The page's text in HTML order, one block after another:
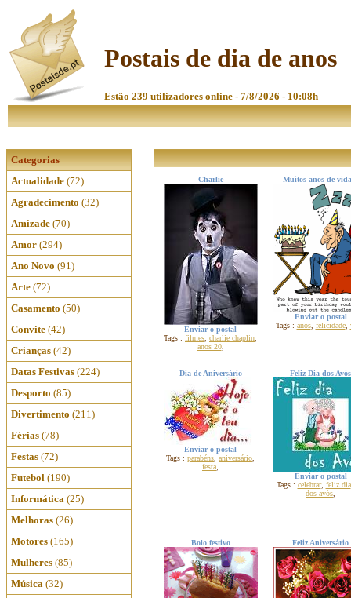
Postais de dia de anos
Estão 239 utilizadores online - 7/8/2026 - 10:08h
Categorias
Actualidade (72)
Agradecimento (32)
Amizade (70)
Amor (294)
Ano Novo (91)
Arte (72)
Casamento (50)
Convite (42)
Crianças (42)
Datas Festivas (224)
Desporto (85)
Divertimento (211)
Férias (78)
Festas (72)
Futebol (190)
Informática (25)
Melhoras (26)
Motores (165)
Mulheres (85)
Música (32)
Charlie
Enviar o postal
Tags : filmes charlie chaplin
anos 20,
Muitos anos de
Enviar o postal
Tags : anos, felicidade,
Dia de Aniversário
Enviar o postal
Tags : parabéns aniversário
festa
Feliz Dia dos Avós
Enviar o postal
Tags : celebrar, feliz dia
dos avós
Bolo festivo Feliz Aniversário